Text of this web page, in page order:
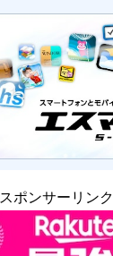
スポンサーリンク